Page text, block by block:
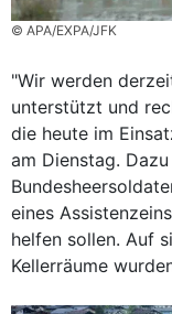
© APA/EXPA/JFK
"Wir werden
unterstützt und
die heute im
am Dienstag.
eines
helfen sollen. Auf
Kellerräume